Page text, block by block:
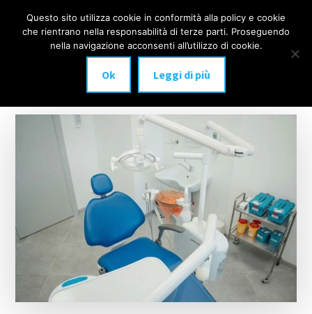
Additional
menu
IMPLANTOLOGIA
DENTALE
anche
immediato!
Menu
Questo sito utilizza cookie in conformità alla policy e cookie
che rientrano nella responsabilità di terze parti. Proseguendo
nella navigazione acconsenti all’utilizzo di cookie.
Ok Leggi di più